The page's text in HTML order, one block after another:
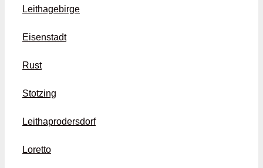
Leithagebirge
Eisenstadt
Rust
Stotzing
Leithaprodersdorf
Loretto